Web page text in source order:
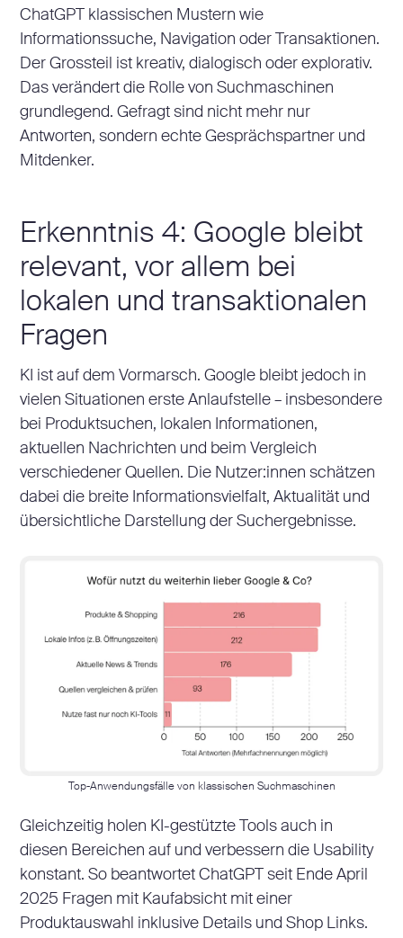
ChatGPT klassischen Mustern wie
Informationssuche, Navigation oder Transaktionen.
Der Grossteil ist kreativ, dialogisch oder explorativ.
Das verändert die Rolle von Suchmaschinen
grundlegend. Gefragt sind nicht mehr nur
Antworten, sondern echte Gesprächspartner und
Mitdenker.
Erkenntnis 4: Google bleibt
relevant, vor allem bei
lokalen und transaktionalen
Fragen
KI ist auf dem Vormarsch. Google bleibt jedoch in
vielen Situationen erste Anlaufstelle – insbesondere
bei Produktsuchen, lokalen Informationen,
aktuellen Nachrichten und beim Vergleich
verschiedener Quellen. Die Nutzer:innen schätzen
dabei die breite Informationsvielfalt, Aktualität und
übersichtliche Darstellung der Suchergebnisse.
Top-Anwendungsfälle von klassischen Suchmaschinen
Gleichzeitig holen KI-gestützte Tools auch in
diesen Bereichen auf und verbessern die Usability
konstant. So beantwortet ChatGPT seit Ende April
2025 Fragen mit Kaufabsicht mit einer
Produktauswahl inklusive Details und Shop Links.